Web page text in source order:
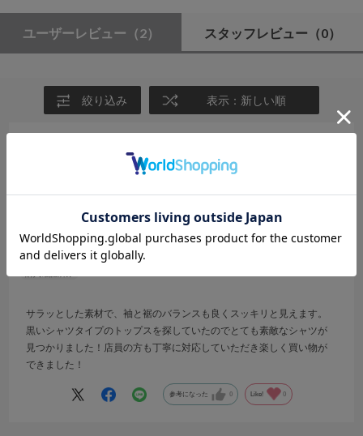
ユーザーレビュー （2） スタッフレビュー （0）
絞り込み 表示：新しい順
まき
サラッとした素材で、袖と裾のバランスも良くスッキリと見えます。
黒いシャツタイプのトップスを探していたのでとても素敵なシャツが
見つかりました！店員の方も丁寧に対応していただき楽しく買い物が
できました！
参考になった 0 Like! 0